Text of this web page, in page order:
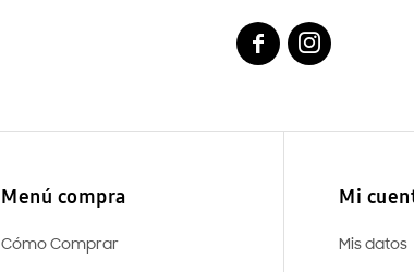
Menú compra
Cómo Comprar
Mi
Mis datos
 